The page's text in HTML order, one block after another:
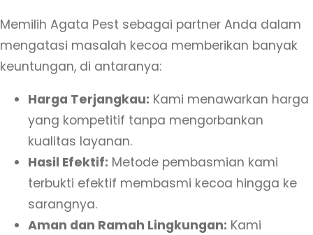
Memilih Agata Pest sebagai partner Anda dalam
mengatasi masalah kecoa memberikan banyak
keuntungan, di antaranya:
Harga Terjangkau: Kami menawarkan harga
yang kompetitif tanpa mengorbankan
kualitas layanan.
Hasil Efektif: Metode pembasmian kami
terbukti efektif membasmi kecoa hingga ke
sarangnya.
Aman dan Ramah Lingkungan: Kami